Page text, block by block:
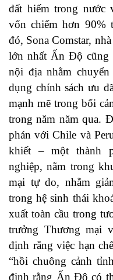
đất hiếm trong nước
vốn chiếm hơn 90%
đó, Sona Comstar,
lớn nhất Ấn Độ cũng
nội địa nhằm
dụng chính sách ưu
mạnh mẽ trong bối
trong năm năm qua.
phán với Chile và
khiết – một thành
nghiệp, nằm trong
mại tự do, nhằm
trong hệ sinh thái
xuất toàn cầu trong
trưởng Thương mại
định rằng việc hạn
“hồi chuông cảnh
định rằng Ấn Độ có